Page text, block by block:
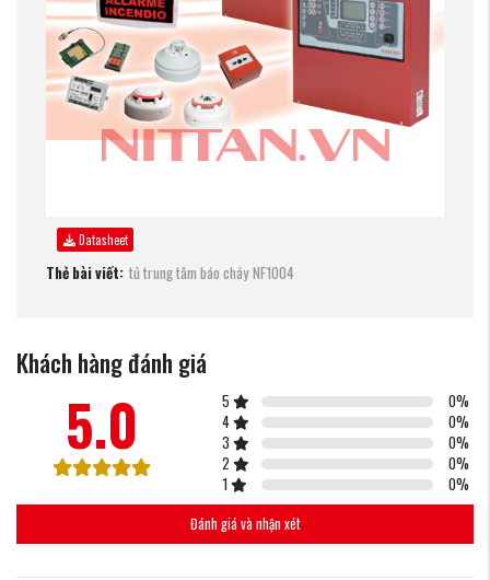
Datasheet
Thẻ bài viết: tủ trung tâm báo cháy NF1004
Khách hàng đánh giá
5.0 5 0%
4
0%
3
0%
2
0%
1
0%
Đánh giá và nhận xét